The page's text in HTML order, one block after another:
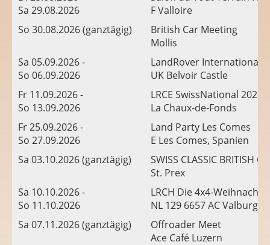
Sa 29.08.2026
F Valloire
So 30.08.2026 (ganztägig)
British Car Meeting
Mollis
Sa 05.09.2026 -
So 06.09.2026
LandRover International
UK Belvoir Castle
Fr 11.09.2026 -
So 13.09.2026
LRCE SwissNational 2026
La Chaux-de-Fonds
Fr 25.09.2026 -
So 27.09.2026
Land Party Les Comes
E Les Comes, Spanien
Sa 03.10.2026 (ganztägig)
SWISS CLASSIC BRITISH
St. Prex
Sa 10.10.2026 -
So 11.10.2026
LRCH Die 4x4-
NL 129 6657 AC Valburg
Sa 07.11.2026 (ganztägig)
Offroader Meet
Ace Café Luzern